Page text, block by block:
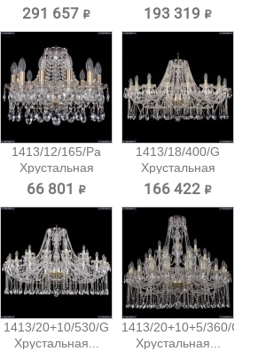
291 657 ₽ 193 319 ₽
1413/12/165/Pa
Хрустальная
подвесная...
66 801 ₽
1413/18/400/G
Хрустальная
подвесная...
166 422 ₽
1413/20+10/530/G
Хрустальная...
1413/20+10+5/360/G
Хрустальная...